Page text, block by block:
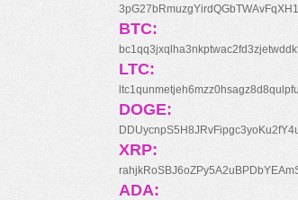
BTC:
LTC:
DOGE:
XRP:
ADA: